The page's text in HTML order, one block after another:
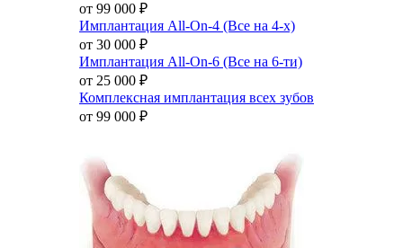
от 99 000 ₽
Имплантация All-On-4 (Все на 4-х)
от 30 000 ₽
Имплантация All-On-6 (Все на 6-ти)
от 25 000 ₽
Комплексная имплантация всех зубов
от 99 000 ₽